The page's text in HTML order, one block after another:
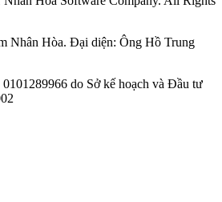
Nhân Hòa. Đại diện: Ông Hồ Trung
do Sở kế hoạch và Đầu tư